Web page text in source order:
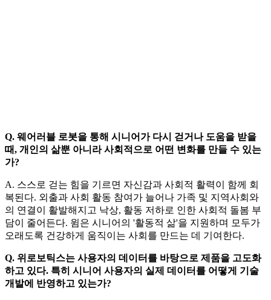
Q. 웨어러블 로봇을 통해 시니어가 다시 걷거나 도움을 받을
때, 개인의 삶뿐 아니라 사회적으로 어떤 변화를 만들 수 있는
가?
A. 스스로 걷는 힘을 기르면 자신감과 사회적 활력이 함께 회
복된다. 외출과 사회 활동 참여가 늘어나 가족 및 지역사회와
의 연결이 활발해지고 낙상, 활동 저하로 인한 사회적 돌봄 부
담이 줄어든다. 윔은 시니어의 '활동적 삶'을 지원하며 모두가
오래도록 건강하게 움직이는 사회를 만드는 데 기여한다.
Q. 위로보틱스는 사용자의 데이터를 바탕으로 제품을 고도화
하고 있다. 특히 시니어 사용자의 실제 데이터를 어떻게 기술
개발에 반영하고 있는가?